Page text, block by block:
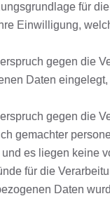
für
Einwilligung,
gegen die
Daten
gegen die
gemachter
es liegen keine
für die
Daten